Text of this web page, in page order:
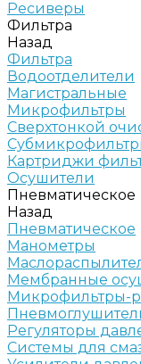
Ресиверы
Фильтра
Назад
Фильтра
Водоотделители
Магистральные
Микрофильтры
Сверхтонкой
Картриджи
Осушители
Пневматическое
Назад
Пневматическое
Манометры
Мембранные
Микрофильтры-
Регуляторы
Системы для